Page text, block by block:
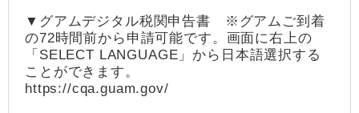
▼グアムデジタル税関申告書 ※グアムご到着
の72時間前から申請可能です。画面に右上の
「SELECT LANGUAGE」から日本語選択する
ことができます。
https://cqa.guam.gov/